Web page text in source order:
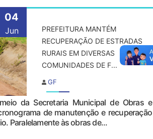
04
Jun
PREFEITURA MANTÉM
RECUPERAÇÃO DE ESTRADAS
RURAIS EM DIVERSAS
COMUNIDADES DE F...
GF
da Secretaria Municipal de Obras e
de manutenção e recuperação
Paralelamente às obras de...